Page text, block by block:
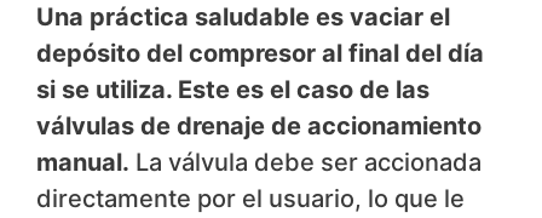
Una práctica saludable es vaciar el
depósito del compresor al final del día
si se utiliza. Este es el caso de las
válvulas de drenaje de accionamiento
manual. La válvula debe ser accionada
directamente por el usuario, lo que le